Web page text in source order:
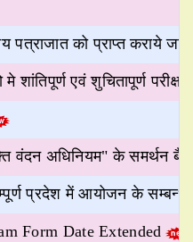
पत्राजात को प्राप्त कराये
मे शांतिपूर्ण एवं शुचितापूर्ण
वंदन अधिनियम" के समर्थन
प्रदेश में आयोजन के सम्बन्ध
Form Date Extended